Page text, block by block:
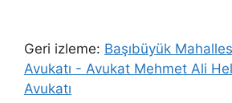
Geri izleme: Başıbüyük
Avukatı - Avukat Mehmet Ali
Avukatı